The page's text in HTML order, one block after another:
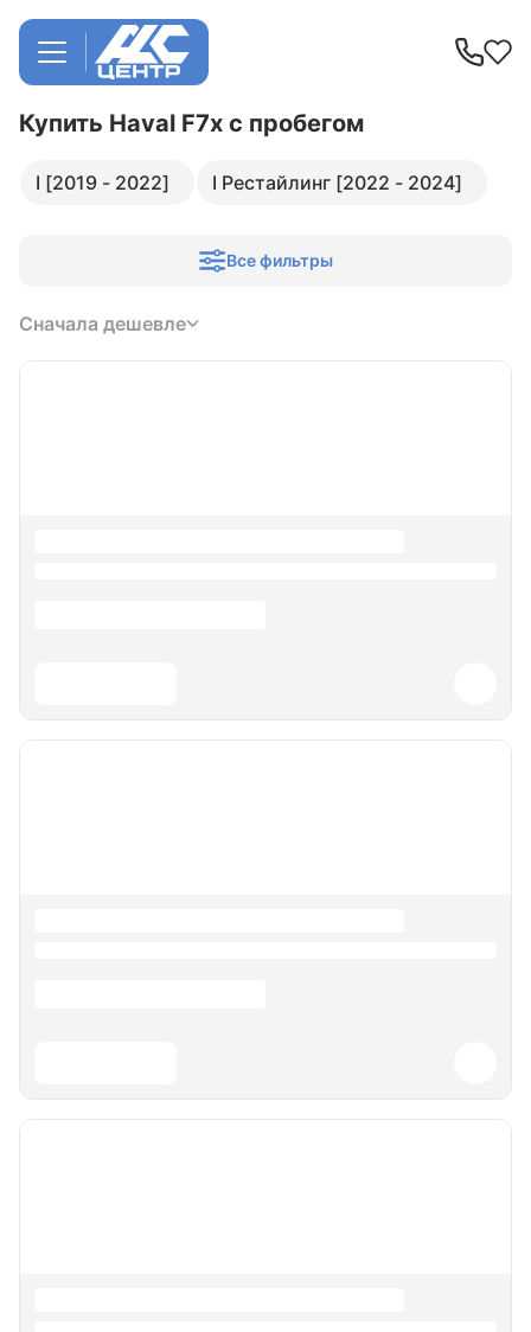
Купить Haval F7x с пробегом
I [2019 - 2022] I Рестайлинг [2022 - 2024]
Все фильтры
Сначала дешевле